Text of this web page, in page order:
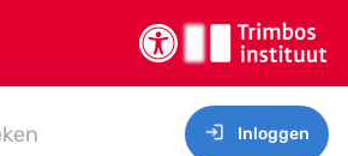
Inloggen